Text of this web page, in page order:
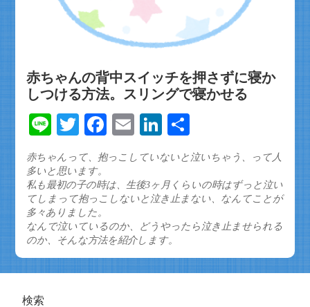
赤ちゃんの背中スイッチを押さずに寝か
しつける方法。スリングで寝かせる
LineTwitterFacebook
EmailLinkedIn
有
赤ちゃんって、抱っこしていないと泣いちゃう、って人
多いと思います。
私も最初の子の時は、生後3ヶ月くらいの時はずっと泣い
てしまって抱っこしないと泣き止まない、なんてことが
多々ありました。
なんで泣いているのか、どうやったら泣き止ませられる
のか、そんな方法を紹介します。
検索